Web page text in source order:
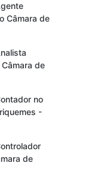
Câmara de
de
no
-
de